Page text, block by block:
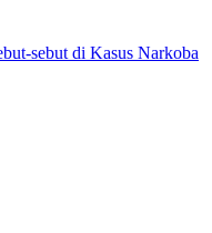
sebut di Kasus Narkoba